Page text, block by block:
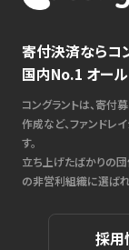
寄付決済ならコ
国内No.1 オー
コングラントは、寄付
作成など、ファンドレ
す。
立ち上げたばかりの
の非営利組織に選ばれ
採用